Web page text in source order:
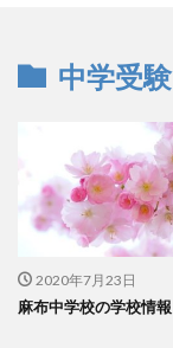
中学受験
2020年7月23日
麻布中学校の学校情報